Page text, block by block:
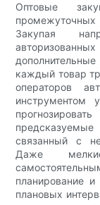
Оптовые
промежуточных
Закупая
каждый товар
операторов
инструментом
связанный с
Даже
планирование
плановых